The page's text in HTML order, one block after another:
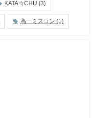
KATA☆CHU (3)
高一ミスコン (1)